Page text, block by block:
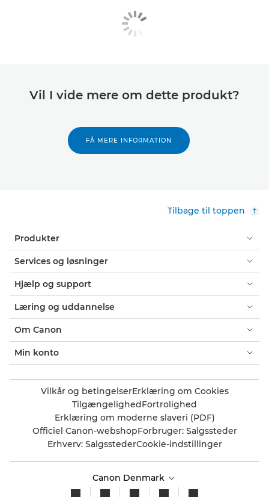
Vil I vide mere om dette produkt?
FÅ MERE INFORMATION
Tilbage til toppen
Produkter
Services og løsninger
Hjælp og support
Læring og uddannelse
Om Canon
Min konto
Vilkår og betingelserErklæring om Cookies
TilgængelighedFortrolighed
Erklæring om moderne slaveri (PDF)
Officiel Canon-webshopForbruger: Salgssteder
Erhverv: SalgsstederCookie-indstillinger
Canon Denmark